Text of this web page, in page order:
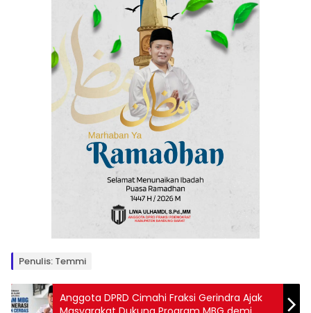
Penulis: Temmi
Anggota DPRD Cimahi Fraksi Gerindra Ajak